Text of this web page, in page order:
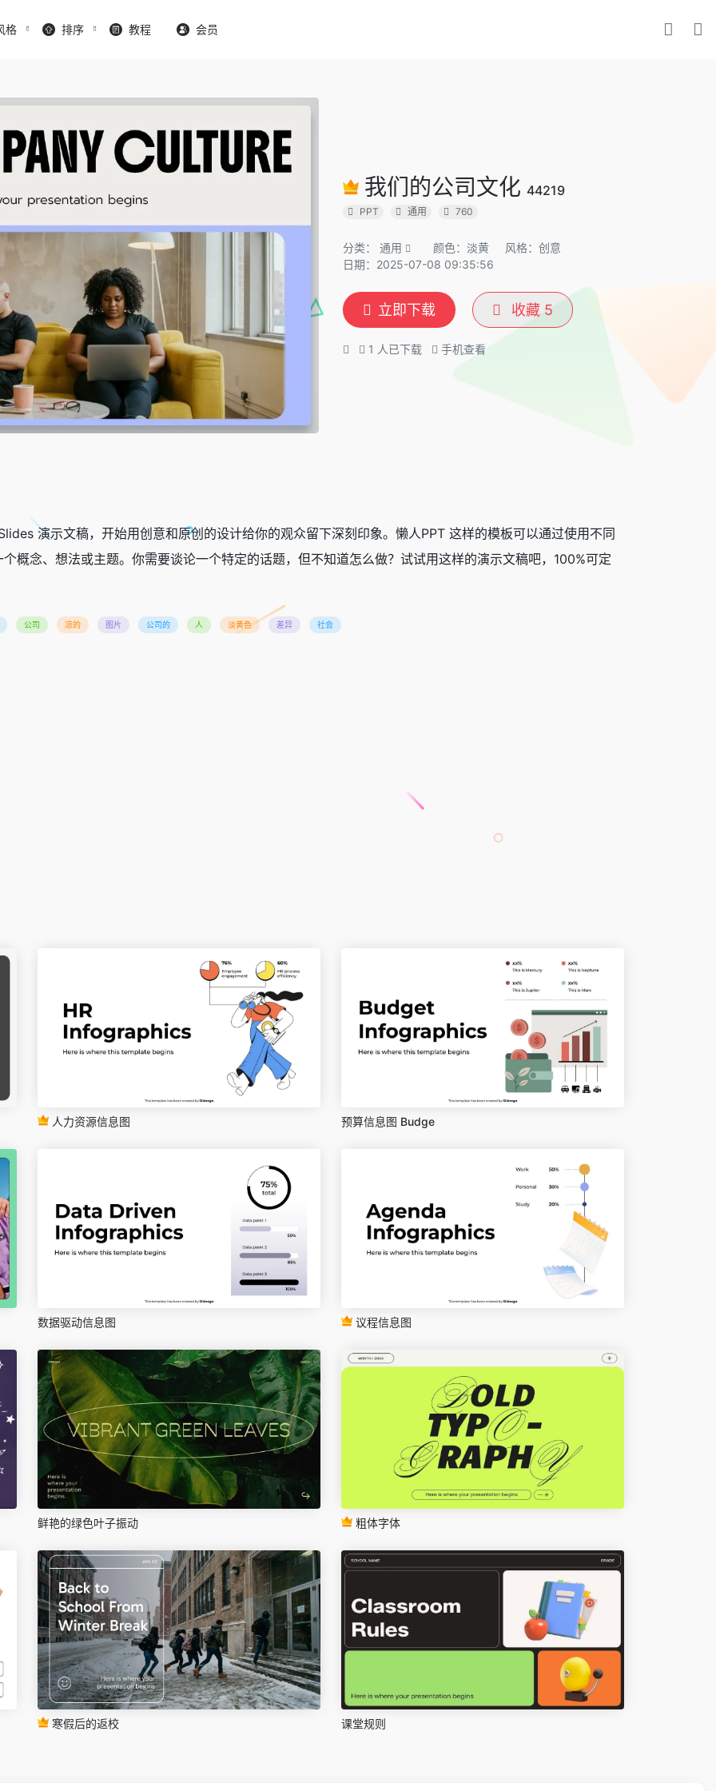
格 排序 教程 会员
我们的公司文化 44219
PPT 通用 760
分类： 通用 颜色：淡黄
风格：创意
日期：2025-07-08 09:35:56
立即下载 收藏 5
1 人已下载 手机查看
演示文稿，开始用创意和原创的设计给你的观众留下深刻印象。懒人PPT 这样的模板可以通过使用不同
概念、想法或主题。你需要谈论一个特定的话题，但不知道怎么做？试试用这样的演示文稿吧，100%可定
公司 凉的 图片 公司的 人 淡黄色 差异 社会
人力资源信息图 预算信息图 Budge
数据驱动信息图 议程信息图
鲜艳的绿色叶子振动 粗体字体
寒假后的返校 课堂规则